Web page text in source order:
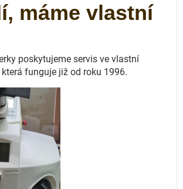
máme vlastní
poskytujeme servis ve vlastní
funguje již od roku 1996.